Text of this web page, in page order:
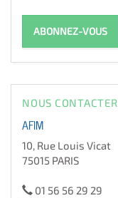
ABONNEZ-VOUS
NOUS CONTACTER
AFIM
10, Rue Louis Vicat
75015 PARIS
01 56 56 29 29